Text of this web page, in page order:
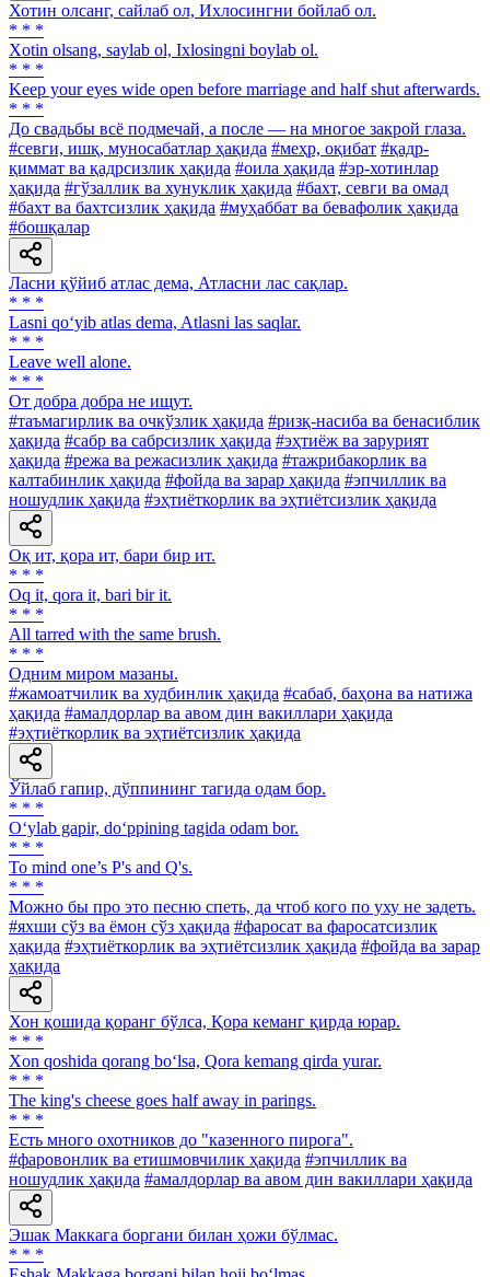
Хотин олсанг, сайлаб ол, Ихлосингни бойлаб ол.
* * *
Xotin olsang, saylab ol, Ixlosingni boylab ol.
* * *
Keep your eyes wide open before marriage and half shut afterwards.
* * *
До свадьбы всё подмечай, а после — на многое закрой глаза.
#севги, ишқ, муносабатлар ҳақида #меҳр, оқибат #қадр-
қиммат ва қадрсизлик ҳақида #оила ҳақида #эр-хотинлар
ҳақида #гўзаллик ва хунуклик ҳақида #бахт, севги ва омад
#бахт ва бахтсизлик ҳақида #муҳаббат ва бевафолик ҳақида
#бошқалар
Ласни қўйиб атлас дема, Атласни лас сақлар.
* * *
Lasni qo‘yib atlas dema, Atlasni las saqlar.
* * *
Leave well alone.
* * *
От добра добра не ищут.
#таъмагирлик ва очкўзлик ҳақида #ризқ-насиба ва бенасиблик
ҳақида #сабр ва сабрсизлик ҳақида #эҳтиёж ва зарурият
ҳақида #режа ва режасизлик ҳақида #тажрибакорлик ва
калтабинлик ҳақида #фойда ва зарар ҳақида #эпчиллик ва
ношудлик ҳақида #эҳтиёткорлик ва эҳтиётсизлик ҳақида
Оқ ит, қора ит, бари бир ит.
* * *
Oq it, qora it, bari bir it.
* * *
All tarred with the same brush.
* * *
Одним миром мазаны.
#жамоатчилик ва худбинлик ҳақида #сабаб, баҳона ва натижа
ҳақида #амалдорлар ва авом дин вакиллари ҳақида
#эҳтиёткорлик ва эҳтиётсизлик ҳақида
Ўйлаб гапир, дўппининг тагида одам бор.
* * *
O‘ylab gapir, do‘ppining tagida odam bor.
* * *
To mind one’s P's and Q's.
* * *
Можно бы про это песню спеть, да чтоб кого по уху не задеть.
#яхши сўз ва ёмон сўз ҳақида #фаросат ва фаросатсизлик
ҳақида #эҳтиёткорлик ва эҳтиётсизлик ҳақида #фойда ва зарар
ҳақида
Хон қошида қоранг бўлса, Қора кеманг қирда юрар.
* * *
Xon qoshida qorang bo‘lsa, Qora kemang qirda yurar.
* * *
The king's cheese goes half away in parings.
* * *
Есть много охотников до "казенного пирога".
#фаровонлик ва етишмовчилик ҳақида #эпчиллик ва
ношудлик ҳақида #амалдорлар ва авом дин вакиллари ҳақида
Эшак Маккага боргани билан ҳожи бўлмас.
* * *